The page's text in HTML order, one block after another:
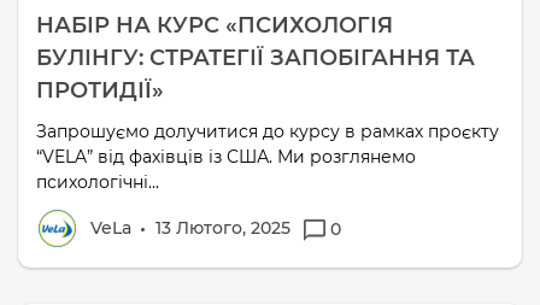
НАБІР НА КУРС «ПСИХОЛОГІЯ
БУЛІНГУ: СТРАТЕГІЇ ЗАПОБІГАННЯ ТА
ПРОТИДІЇ»
Запрошуємо долучитися до курсу в рамках проєкту
“VELA” від фахівців із США. Ми розглянемо
психологічні...
VeLa 13 Лютого, 2025 0